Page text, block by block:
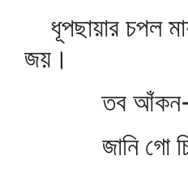
ধূপছায়ার চপল
জয়।
তব আঁকন-
জানি গো